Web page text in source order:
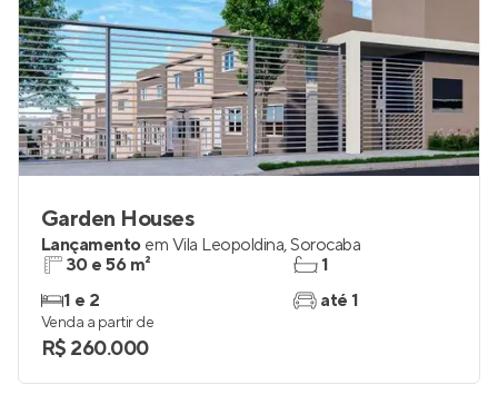
Garden Houses
Lançamento em Vila Leopoldina,Sorocaba
30 e 56 m²
1 e 2
1
até 1
Venda a partir de
R$ 260.000